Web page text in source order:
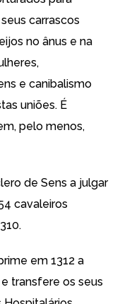
carrascos
no ânus e na
e canibalismo
uniões. É
pelo menos,
de Sens a julgar
cavaleiros
em 1312 a
transfere os seus